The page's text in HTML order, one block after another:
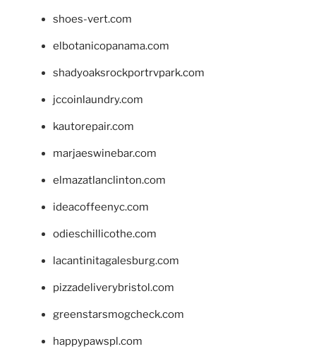
shoes-vert.com
elbotanicopanama.com
shadyoaksrockportrvpark.com
jccoinlaundry.com
kautorepair.com
marjaeswinebar.com
elmazatlanclinton.com
ideacoffeenyc.com
odieschillicothe.com
lacantinitagalesburg.com
pizzadeliverybristol.com
greenstarsmogcheck.com
happypawspl.com